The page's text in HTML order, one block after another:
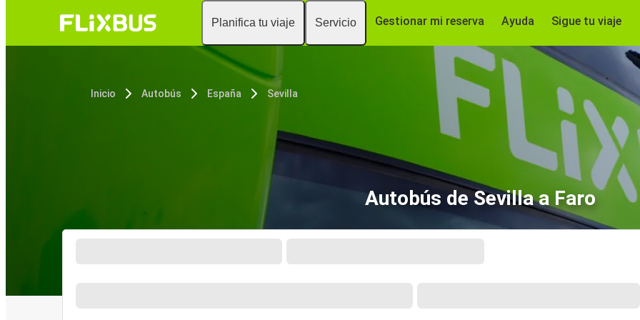
Planifica tu viaje Servicio Gestionar mi reserva Ayuda Sigue tu viaje
Inicio Autobús España Sevilla
Autobús de Sevilla a Faro